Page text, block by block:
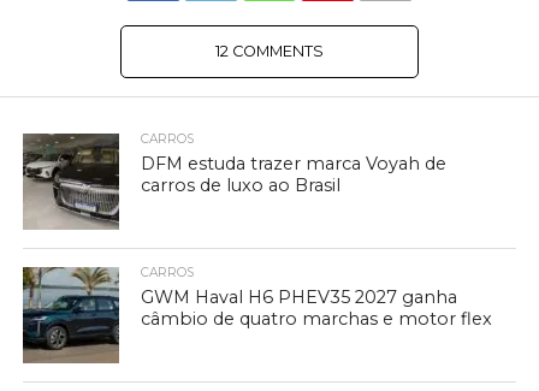
12 COMMENTS
CARROS
DFM estuda trazer marca Voyah de
carros de luxo ao Brasil
CARROS
GWM Haval H6 PHEV35 2027 ganha
câmbio de quatro marchas e motor flex